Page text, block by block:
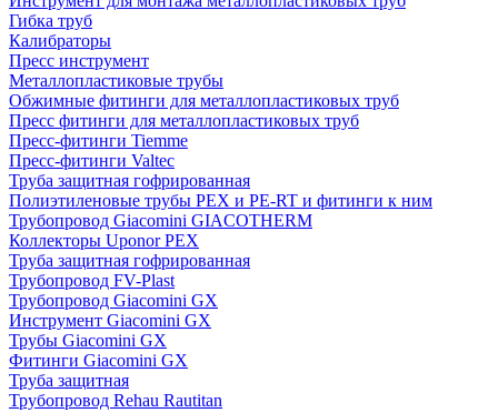
Гибка труб
Калибраторы
Пресс инструмент
Металлопластиковые трубы
Обжимные фитинги для металлопластиковых труб
Пресс фитинги для металлопластиковых труб
Пресс-фитинги Tiemme
Пресс-фитинги Valtec
Труба защитная гофрированная
Полиэтиленовые трубы PEX и PE-RT и фитинги к ним
Трубопровод Giacomini GIACOTHERM
Коллекторы Uponor PEX
Труба защитная гофрированная
Трубопровод FV-Plast
Трубопровод Giacomini GX
Инструмент Giacomini GX
Трубы Giacomini GX
Фитинги Giacomini GX
Труба защитная
Трубопровод Rehau Rautitan